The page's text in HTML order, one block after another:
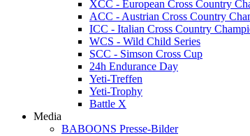
XCC - European Cross Country
ACC - Austrian Cross Country
ICC - Italian Cross Country
WCS - Wild Child Series
SCC - Simson Cross Cup
24h Endurance Day
Yeti-Treffen
Yeti-Trophy
Battle X
Media
BABOONS Presse-Bilder